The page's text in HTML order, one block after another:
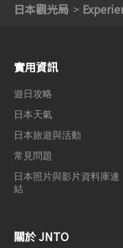
日本觀光局
實用資訊
遊日攻略
日本天氣
日本旅遊與活動
常見問題
日本照片與影片資料庫連
結
關於 JNTO